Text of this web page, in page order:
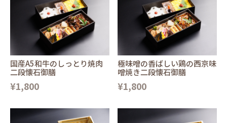
国産A5和牛のしっとり焼肉
二段懐石御膳
¥1,800
極味噌の香ばしい鶏の西京味
噌焼き二段懐石御膳
¥1,800